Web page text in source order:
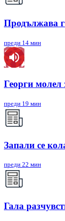
Продължава
преди 14 мин
Георги молел
преди 19 мин
Запали се
преди 22 мин
Гала